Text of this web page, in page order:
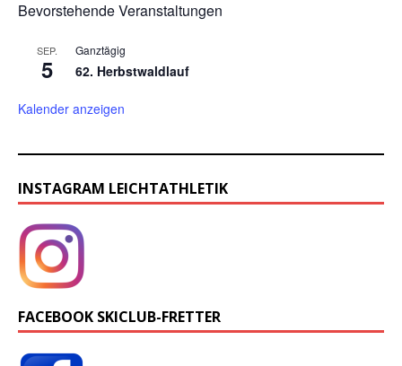
Bevorstehende Veranstaltungen
SEP.
5
Ganztägig
62. Herbstwaldlauf
Kalender anzeigen
INSTAGRAM LEICHTATHLETIK
FACEBOOK SKICLUB-FRETTER